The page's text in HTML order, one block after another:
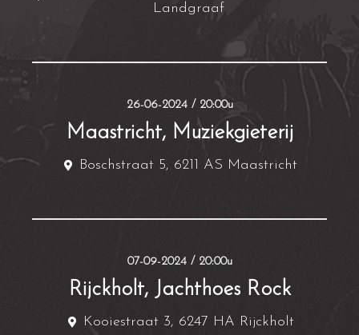
Landgraaf
26-06-2024 / 20:00u
Maastricht, Muziekgieterij
Boschstraat 5, 6211 AS Maastricht
07-09-2024 / 20:00u
Rijckholt, Jachthoes Rock
Kooiestraat 3, 6247 HA Rijckholt